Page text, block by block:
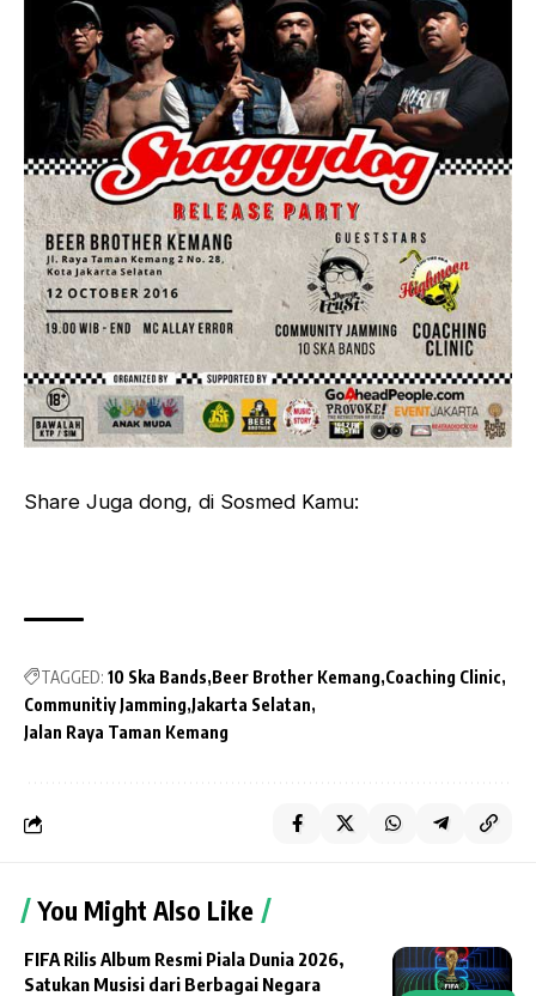
Share Juga dong, di Sosmed Kamu:
TAGGED: 10 Ska Bands Beer Brother Kemang Coaching Clinic
Communitiy Jamming Jakarta Selatan
Jalan Raya Taman Kemang
You Might Also Like
FIFA Rilis Album Resmi Piala Dunia 2026,
Satukan Musisi dari Berbagai Negara